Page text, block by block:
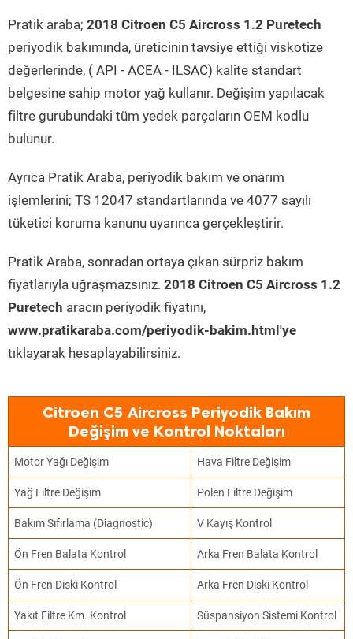
Pratik araba; 2018 Citroen C5 Aircross 1.2 Puretech
periyodik bakımında, üreticinin tavsiye ettiği viskotize
değerlerinde, ( API - ACEA - ILSAC) kalite standart
belgesine sahip motor yağ kullanır. Değişim yapılacak
filtre gurubundaki tüm yedek parçaların OEM kodlu
bulunur.
Ayrıca Pratik Araba, periyodik bakım ve onarım
işlemlerini; TS 12047 standartlarında ve 4077 sayılı
tüketici koruma kanunu uyarınca gerçekleştirir.
Pratik Araba, sonradan ortaya çıkan sürpriz bakım
fiyatlarıyla uğraşmazsınız. 2018 Citroen C5 Aircross 1.2
Puretech aracın periyodik fiyatını,
www.pratikaraba.com/periyodik-bakim.html'ye
tıklayarak hesaplayabilirsiniz.
Citroen C5 Aircross Periyodik Bakım
Değişim ve Kontrol Noktaları
Motor Yağı Değişim Hava Filtre Değişim
Yağ Filtre Değişim Polen Filtre Değişim
Bakım Sıfırlama (Diagnostic) V Kayış Kontrol
Ön Fren Balata Kontrol Arka Fren Balata Kontrol
Ön Fren Diski Kontrol Arka Fren Diski Kontrol
Yakıt Filtre Km. Kontrol Süspansiyon Sistemi Kontrol